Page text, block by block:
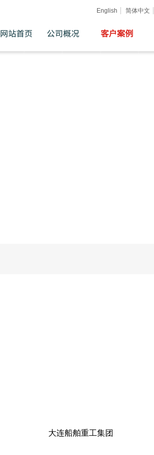
网站首页 公司概况 客户案例
English 简体中文
大连船舶重工集团